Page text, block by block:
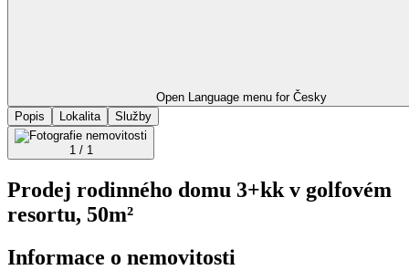
Open Language menu for Česky
Popis
Lokalita Služby
1 / 1
Prodej rodinného domu 3+kk v golfovém
resortu, 50m²
Informace o nemovitosti